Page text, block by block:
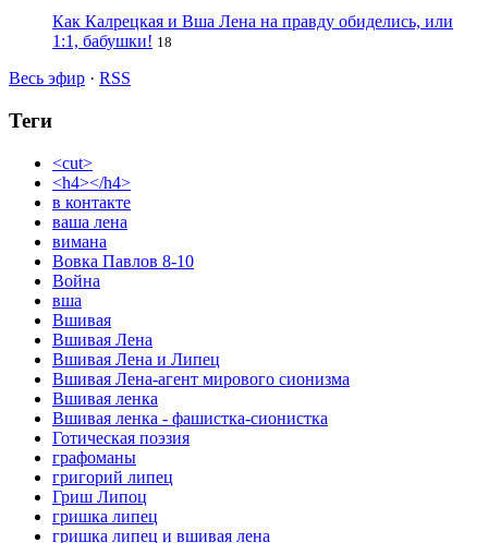
Как Калрецкая и Вша Лена на правду обиделись, или
1:1, бабушки! 18
Весь эфир · RSS
Теги
<cut>
<h4></h4>
в контакте
ваша лена
вимана
Вовка Павлов 8-10
Война
вша
Вшивая
Вшивая Лена
Вшивая Лена и Липец
Вшивая Лена-агент мирового сионизма
Вшивая ленка
Вшивая ленка - фашистка-сионистка
Готическая поэзия
графоманы
григорий липец
Гриш Липоц
гришка липец
гришка липец и вшивая лена